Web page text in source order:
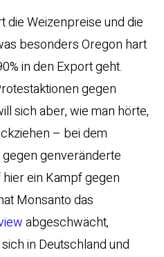
die Weizenpreise und die
besonders Oregon hart
in den Export geht.
gegen
sich aber, wie man hörte,
– bei dem
genveränderte
ein Kampf gegen
Monsanto das
abgeschwächt,
in Deutschland und